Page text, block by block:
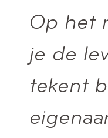
Op het
je de
tekent